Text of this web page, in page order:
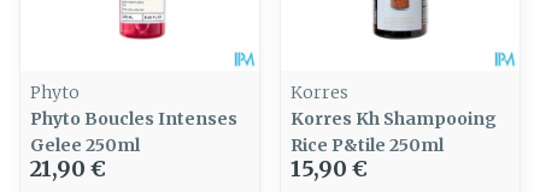
Phyto
Phyto Boucles Intenses
Gelee 250ml
21,90 €
Korres
Korres Kh Shampooing
Rice P&tile 250ml
15,90 €